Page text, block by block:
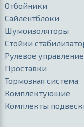
Отбойники
Сайлентблоки
Шумоизоляторы
Стойки
Рулевое управление
Проставки
Тормозная система
Комплектующие
Комплекты